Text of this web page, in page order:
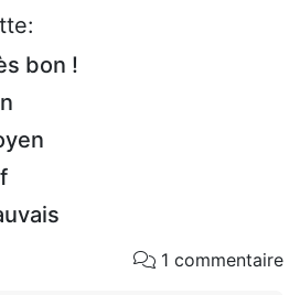
bon !
1 commentaire